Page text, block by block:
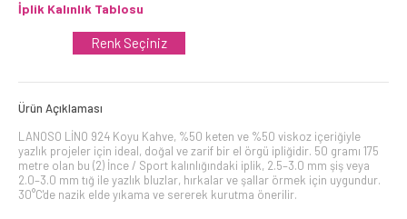
İplik Kalınlık Tablosu
Renk Seçiniz
Ürün Açıklaması
LANOSO LİNO 924 Koyu Kahve, %50 keten ve %50 viskoz içeriğiyle
yazlık projeler için ideal, doğal ve zarif bir el örgü ipliğidir. 50 gramı 175
metre olan bu (2) İnce / Sport kalınlığındaki iplik, 2.5–3.0 mm şiş veya
2.0–3.0 mm tığ ile yazlık bluzlar, hırkalar ve şallar örmek için uygundur.
30°C'de nazik elde yıkama ve sererek kurutma önerilir.